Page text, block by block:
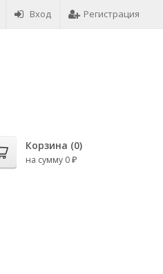
Вход Регистрация
Корзина (0)
на сумму 0 ₽